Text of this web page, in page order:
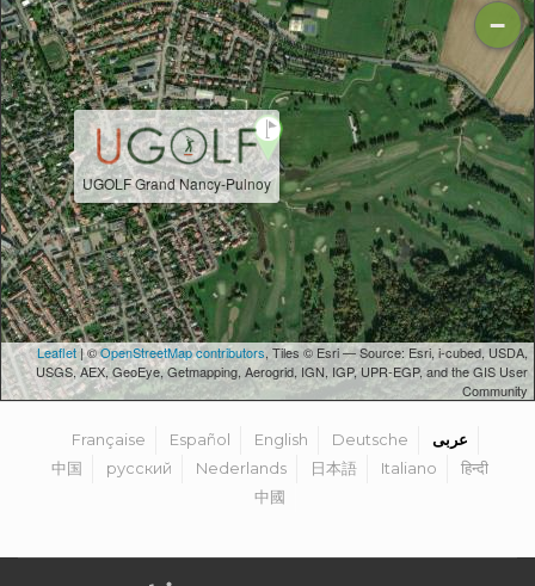
UGOLF Grand Nancy-Pulnoy
−
Leaflet| ©OpenStreetMap contributors, Tiles © Esri — Source: Esri, i-cubed, USDA,
USGS, AEX, GeoEye, Getmapping, Aerogrid, IGN, IGP, UPR-EGP, and the GIS User
Community
عربى Deutsche
English
Español
Française
हिन्दी
Italiano
日本語
Nederlands
русский
中国
中國